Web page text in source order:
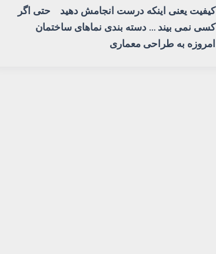
کیفیت یعنی اینکه درست انجامش دهید حتی اگر
کسی نمی بیند … دسته بندی نماهای ساختمان
امروزه به طراحی معماری